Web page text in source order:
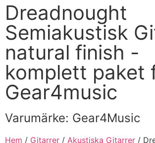
Dreadnought
Semiakustisk
natural finish -
komplett paket
Gear4music
Varumärke: Gear4Music
Hem / Gitarrer / Akustiska Gitarrer /